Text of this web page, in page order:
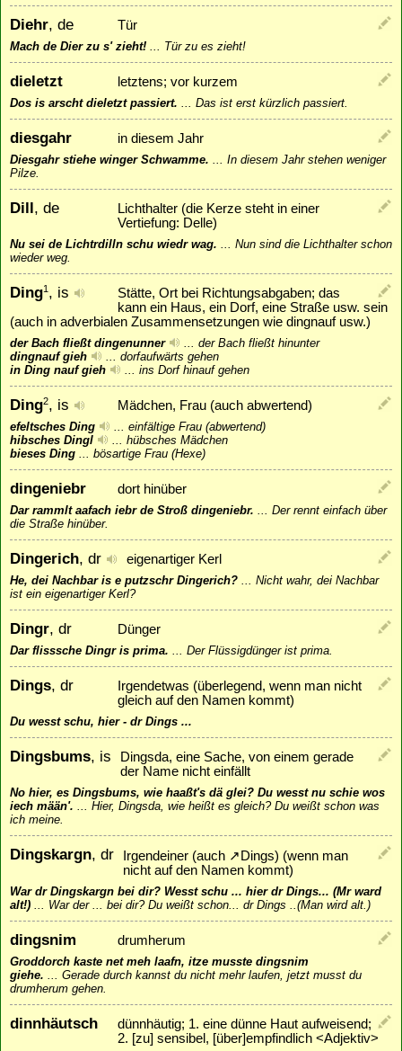
Diehr, de Tür
Mach de Dier zu s' zieht! Tür zu es zieht!
dieletzt letztens; vor kurzem
Dos is arscht dieletzt passiert. Das ist erst kürzlich passiert.
diesgahr in diesem Jahr
Diesgahr stiehe winger Schwamme.
In diesem Jahr stehen weniger
Pilze.
Dill, de
Lichthalter (die Kerze steht in einer
Vertiefung: Delle)
Nu sei de Lichtrdilln schu wiedr wag.
Nun sind die Lichthalter schon
wieder weg.
Ding1 , is
Stätte, Ort bei Richtungsabgaben; das
kann ein Haus, ein Dorf, eine Straße usw. sein
(auch in adverbialen Zusammensetzungen wie dingnauf usw.)
der Bach fließt dingenunner
der Bach fließt hinunter
dingnauf gieh
dorfaufwärts gehen
in Ding nauf gieh
ins Dorf hinauf gehen
Ding2, is Mädchen, Frau (auch abwertend)
efeltsches Ding
einfältige Frau (abwertend)
hibsches Dingl
hübsches Mädchen
bieses Ding
bösartige Frau (Hexe)
dingeniebr dort hinüber
Dar rammlt aafach iebr de Stroß dingeniebr.
Der rennt einfach über
die Straße hinüber.
Dingerich, dr eigenartiger Kerl
He, dei Nachbar is e putzschr Dingerich?
Nicht wahr, dei Nachbar
ist ein eigenartiger Kerl?
Dingr, dr Dünger
Dar flisssche Dingr is prima. Der Flüssigdünger ist prima.
Dings, dr
Irgendetwas (überlegend, wenn man nicht
gleich auf den Namen kommt)
Du wesst schu, hier - dr Dings ...
Dingsbums, is
Dingsda, eine Sache, von einem gerade
der Name nicht einfällt
No hier, es Dingsbums, wie haaßt's dä glei? Du wesst nu schie wos
iech mään'.
Hier, Dingsda, wie heißt es gleich? Du weißt schon was
ich meine.
Dingskargn, dr Irgendeiner (auch ↗ Dings) (wenn man
nicht auf den Namen kommt)
War dr Dingskargn bei dir? Wesst schu ... hier dr Dings... (Mr ward
alt!)
War der ... bei dir? Du weißt schon... dr Dings ..(Man wird alt.)
dingsnim drumherum
Groddorch kaste net meh laafn, itze musste dingsnim
giehe.
Gerade durch kannst du nicht mehr laufen, jetzt musst du
drumherum gehen.
dinnhäutsch
dünnhäutig; 1. eine dünne Haut aufweisend;
2. [zu] sensibel, [über]empfindlich <Adjektiv>